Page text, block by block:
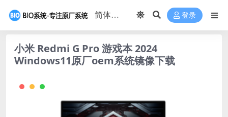
登录
小米 Redmi G Pro 游戏本 2024
Windows11原厂oem系统镜像下载